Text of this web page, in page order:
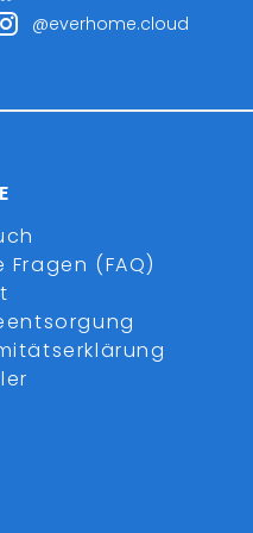
@everhome.cloud
Fragen (FAQ)